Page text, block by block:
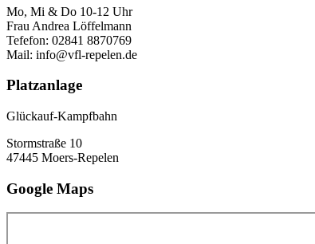
Mo, Mi & Do 10-12 Uhr
Frau Andrea Löffelmann
Tefefon: 02841 8870769
Mail: info@vfl-repelen.de
Platzanlage
Glückauf-Kampfbahn
Stormstraße 10
47445 Moers-Repelen
Google Maps